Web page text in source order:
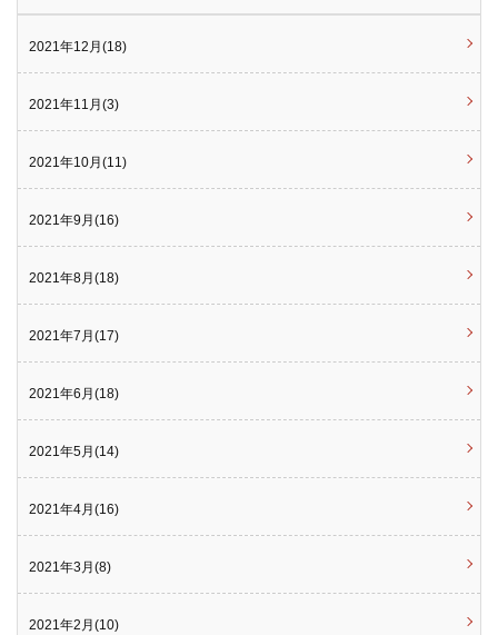
2021年12月(18)
2021年11月(3)
2021年10月(11)
2021年9月(16)
2021年8月(18)
2021年7月(17)
2021年6月(18)
2021年5月(14)
2021年4月(16)
2021年3月(8)
2021年2月(10)